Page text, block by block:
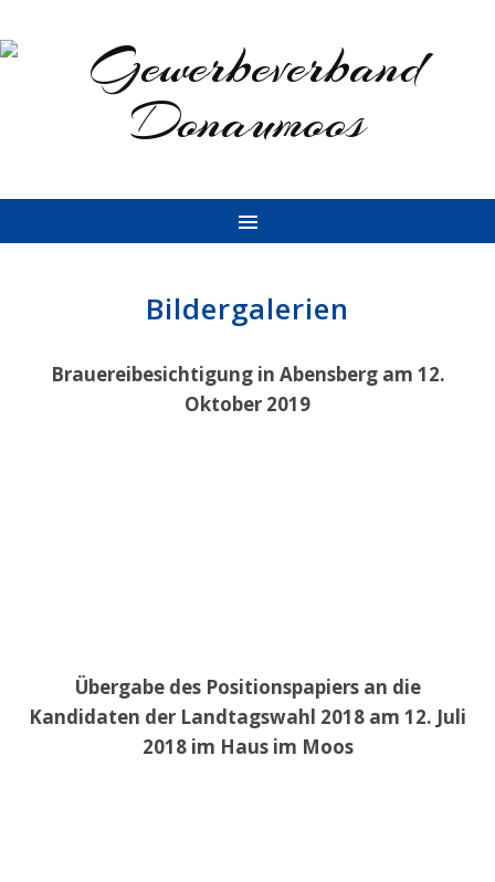
Bildergalerien
Brauereibesichtigung in Abensberg am 12.
Oktober 2019
Übergabe des Positionspapiers an die
Kandidaten der Landtagswahl 2018 am 12. Juli
2018 im Haus im Moos